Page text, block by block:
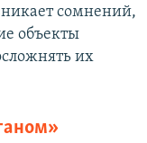
сомнений,
объекты
их